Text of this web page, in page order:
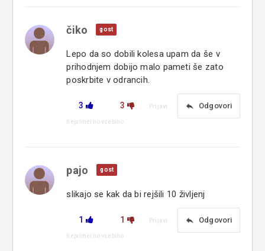
čiko gost
Lepo da so dobili kolesa upam da še v
prihodnjem dobijo malo pameti še zato
poskrbite v odrancih.
3 3 reply Odgovori
Prijavi
neprimerno vsebino
pajo gost
slikajo se kak da bi rejšili 10 življenj
1 1 reply Odgovori
Prijavi
neprimerno vsebino